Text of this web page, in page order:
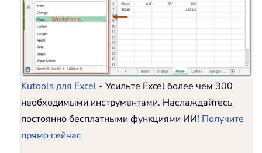
Kutools для Excel - Усильте Excel более чем 300
необходимыми инструментами. Наслаждайтесь
постоянно бесплатными функциями ИИ! Получите
прямо сейчас